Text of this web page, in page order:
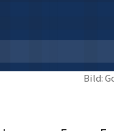
Bild: